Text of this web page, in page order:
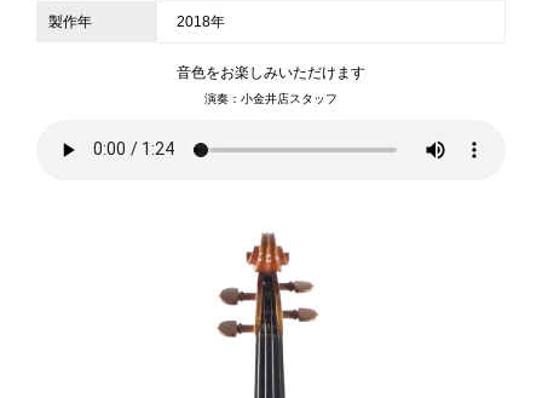
製作年 2018年
音色をお楽しみいただけます
演奏：小金井店スタッフ